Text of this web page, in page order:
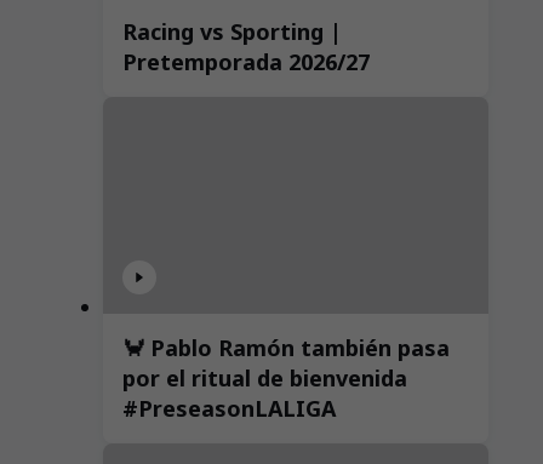
Racing vs Sporting |
Pretemporada 2026/27
🦀 Pablo Ramón también pasa
por el ritual de bienvenida
#PreseasonLALIGA